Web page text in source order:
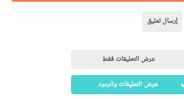
إرسال تعليق
عرض التعليقات فقط
عرض التعليقات والردود